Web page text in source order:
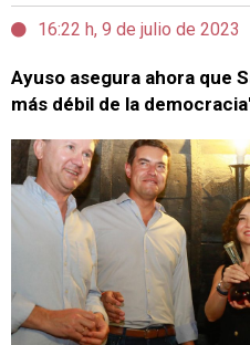
16:22 h, 9 de julio de 2023
Ayuso asegura ahora que
más débil de la